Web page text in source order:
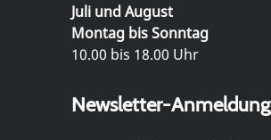
Juli und August
Montag bis Sonntag
10.00 bis 18.00 Uhr
Newsletter-Anmeldung